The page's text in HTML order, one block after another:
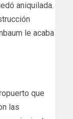
aniquilada.
le acaba
que
las